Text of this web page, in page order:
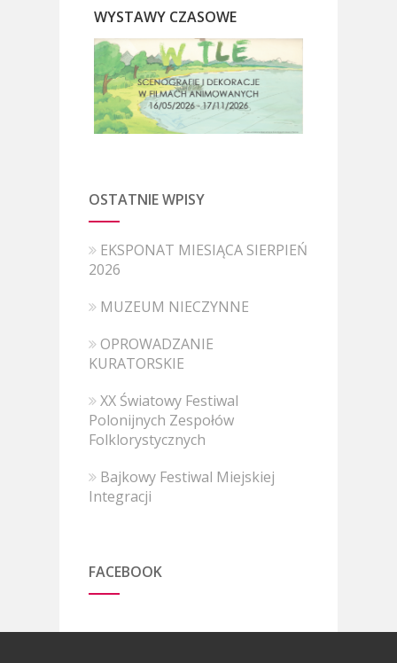
WYSTAWY CZASOWE
OSTATNIE WPISY
EKSPONAT MIESIĄCA SIERPIEŃ
2026
MUZEUM NIECZYNNE
OPROWADZANIE
KURATORSKIE
XX Światowy Festiwal
Polonijnych Zespołów
Folklorystycznych
Bajkowy Festiwal Miejskiej
Integracji
FACEBOOK